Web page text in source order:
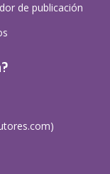
de publicación
)